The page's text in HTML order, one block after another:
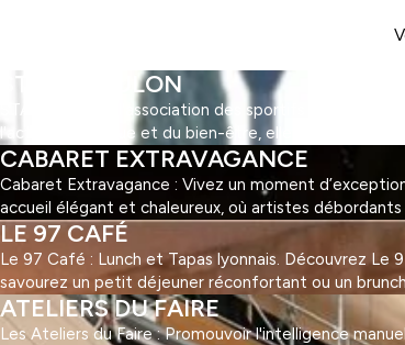
STAPS TOULON
STAPS Toulon : l'association des sportifs !
l'activité physique et du bien-être, elle offre une
CABARET EXTRAVAGANCE
Cabaret Extravagance : Vivez un moment
accueil élégant et chaleureux, où artistes
LE 97 CAFÉ
Le 97 Café : Lunch et Tapas lyonnais. Découvrez Le
savourez un petit déjeuner réconfortant ou un
ATELIERS DU FAIRE
Les Ateliers du Faire : Promouvoir l'intelligence